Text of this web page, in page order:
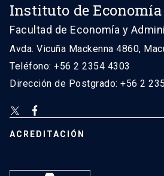
Instituto de Economía
Facultad de Economía y
Avda. Vicuña Mackenna 4860,
Teléfono: +56 2 2354 4303
Dirección de Postgrado: +56 2
ACREDITACIÓN